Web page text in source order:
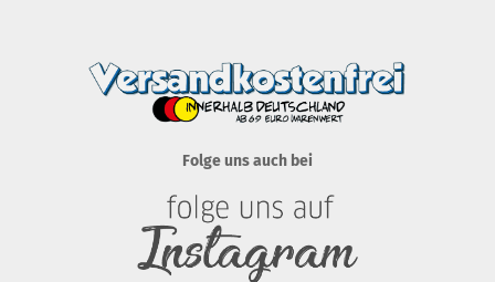
Folge uns auch bei